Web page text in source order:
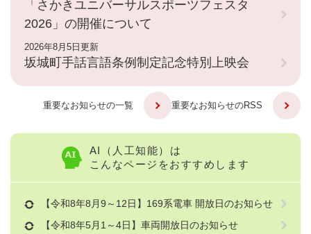
「さかきユニバーサルスポーツフェスタ
2026」の開催について
2026年8月5日更新
坂城町手話言語条例制定記念特別上映会
重要なお知らせの一覧 重要なお知らせのRSS
AI（人工知能）は
こんなページをおすすめします
【令和8年8月9～12日】169系電車 開放日のお知らせ
【令和8年5月1～4日】車両開放日のお知らせ